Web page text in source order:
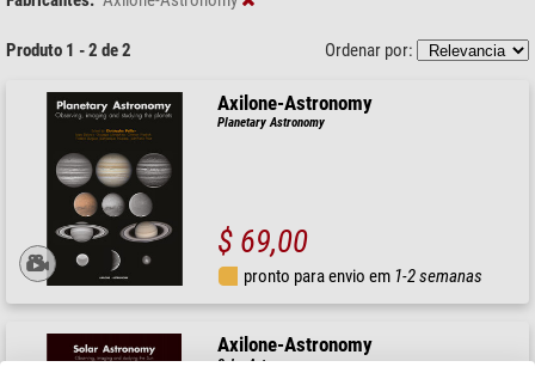
Produto 1 - 2 de 2 Ordenar por:
Axilone-Astronomy
Planetary Astronomy
$ 69,00
pronto para envio em 1-2 semanas
Axilone-Astronomy
Solar Astronomy